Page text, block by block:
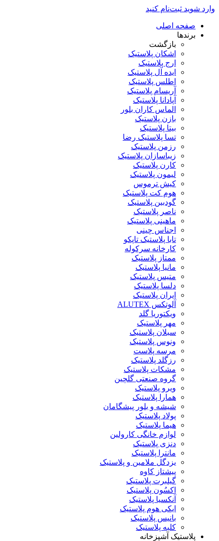
وارد شوید ثبت‌نام کنید
صفحه اصلی
برندها
بازگشت
اشکان پلاستیک
ارج پلاستیک
ایده آل پلاستیک
اطلس پلاستیک
آریسام پلاستیک
آپادانا پلاستیک
الماس کاران بلور
بازن پلاستیک
بیتا پلاستیک
تسا پلاستیک رضا
رزمن پلاستیک
زیباسازان پلاستیک
کارن پلاستیک
لیمون پلاستیک
کیش ترموس
هوم کت پلاستیک
گودبین پلاستیک
ناصر پلاستیک
ماهینی پلاستیک
اجناس چینی
تابا پلاستیک تاپکو
کارخانه سرکوله
ممتاز پلاستیک
مانیا پلاستیک
متیس پلاستیک
دلسا پلاستیک
ایران پلاستیک
آلوتکس ALUTEX
ویکتوریا گلد
مهر پلاستیک
سبلان پلاستیک
ونوس پلاستیک
مرسه پلاست
رزگلد پلاستیک
مشکات پلاستیک
گروه صنعتی گلچین
ویرو پلاستیک
همارا پلاستیک
شیشه و بلور پیشگامان
پولاد پلاستیک
هیما پلاستیک
لوازم خانگی کارولین
دنزی پلاستیک
مانترا پلاستیک
یزدگل ملامین و پلاستیک
پیشتاز کاوه
گیلبرت پلاستیک
اکسُون پلاستیک
آنکسیا پلاستیک
ایکی هوم پلاستیک
بانیس پلاستیک
کلبه پلاستیک
پلاستیک آشپزخانه